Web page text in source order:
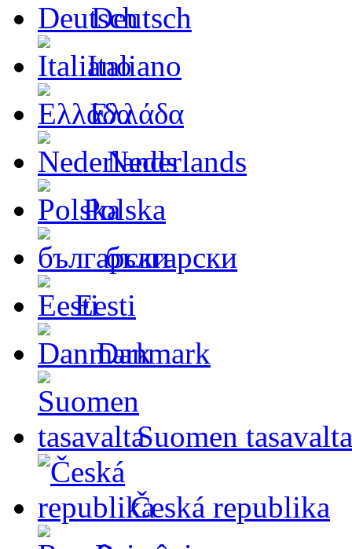
Deutsch
Italiano
Ελλάδα
Nederlands
Polska
български
Eesti
Danmark
Suomen tasavalta
Česká republika